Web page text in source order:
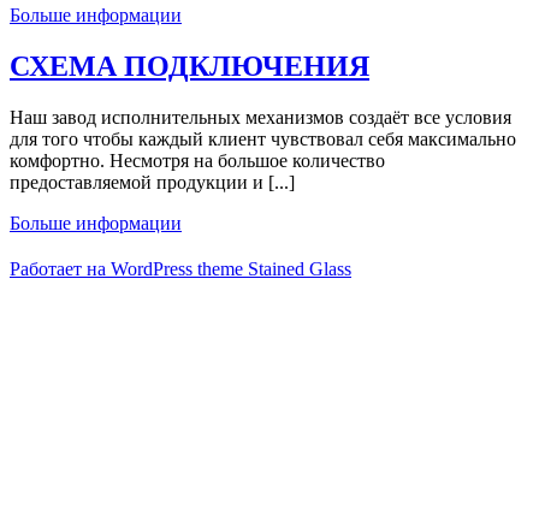
Больше информации
СХЕМА ПОДКЛЮЧЕНИЯ
Наш завод исполнительных механизмов создаёт все условия
для того чтобы каждый клиент чувствовал себя максимально
комфортно. Несмотря на большое количество
предоставляемой продукции и [...]
Больше информации
Работает на WordPress theme Stained Glass